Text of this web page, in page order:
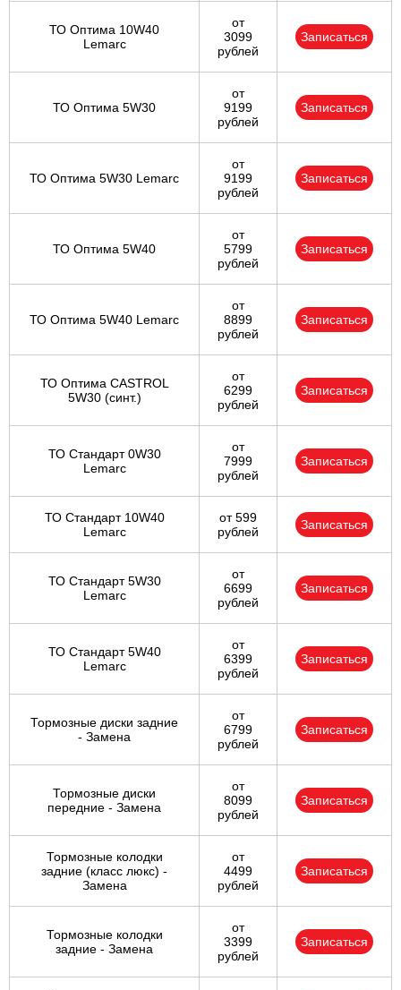
ТО Оптима 10W40
Lemarc
от
3099
рублей
Записаться
ТО Оптима 5W30
от
9199
рублей
Записаться
ТО Оптима 5W30 Lemarc
от
9199
рублей
Записаться
ТО Оптима 5W40
от
5799
рублей
Записаться
ТО Оптима 5W40 Lemarc
от
8899
рублей
Записаться
ТО Оптима CASTROL
5W30 (синт.)
от
6299
рублей
Записаться
ТО Стандарт 0W30
Lemarc
от
7999
рублей
Записаться
ТО Стандарт 10W40
Lemarc
от 599
рублей
Записаться
ТО Стандарт 5W30
Lemarc
от
6699
рублей
Записаться
ТО Стандарт 5W40
Lemarc
от
6399
рублей
Записаться
Тормозные диски задние
- Замена
от
6799
рублей
Записаться
Тормозные диски
передние - Замена
от
8099
рублей
Записаться
Тормозные колодки
задние (класс люкс) -
Замена
от
4499
рублей
Записаться
Тормозные колодки
задние - Замена
от
3399
рублей
Записаться